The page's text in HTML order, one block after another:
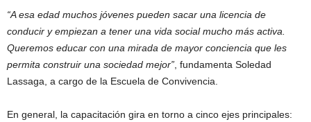
“A esa edad muchos jóvenes pueden sacar una licencia de
conducir y empiezan a tener una vida social mucho más activa.
Queremos educar con una mirada de mayor conciencia que les
permita construir una sociedad mejor”, fundamenta Soledad
Lassaga, a cargo de la Escuela de Convivencia.
En general, la capacitación gira en torno a cinco ejes principales: